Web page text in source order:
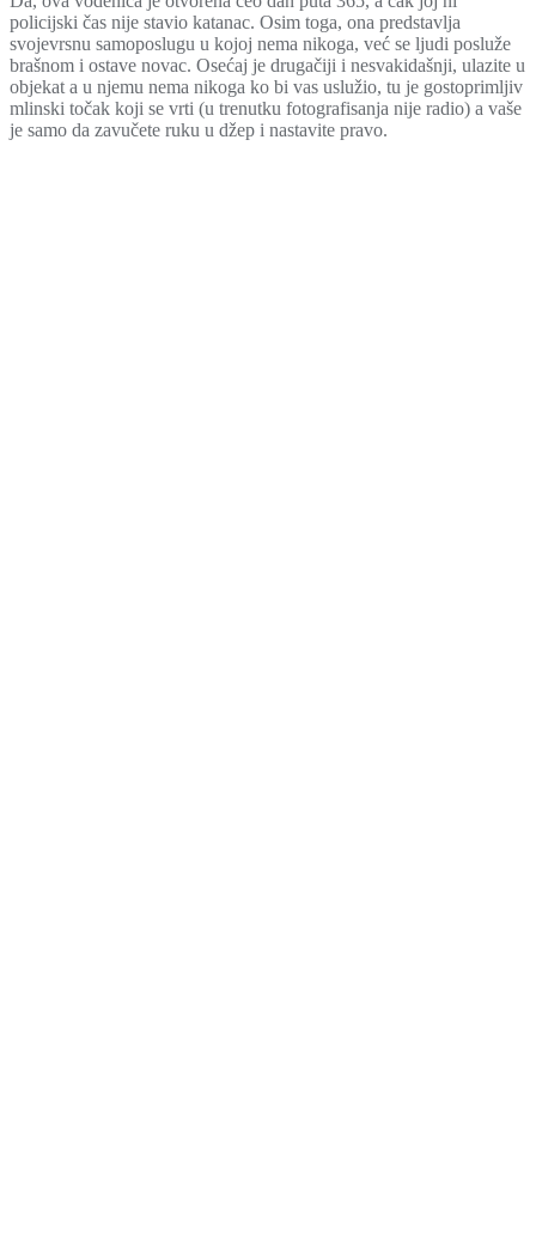
policijski čas nije stavio katanac. Osim toga, ona predstavlja
svojevrsnu samoposlugu u kojoj nema nikoga, već se ljudi posluže
brašnom i ostave novac. Osećaj je drugačiji i nesvakidašnji, ulazite u
objekat a u njemu nema nikoga ko bi vas uslužio, tu je gostoprimljiv
mlinski točak koji se vrti (u trenutku fotografisanja nije radio) a vaše
je samo da zavučete ruku u džep i nastavite pravo.